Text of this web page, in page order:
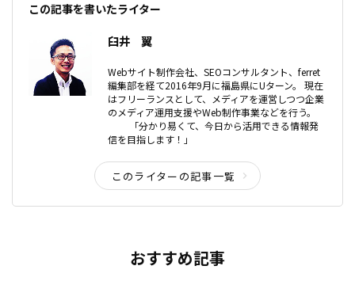
この記事を書いたライター
臼井 翼
Webサイト制作会社、SEOコンサルタント、ferret
編集部を経て2016年9月に福島県にUターン。 現在
はフリーランスとして、メディアを運営しつつ企業
のメディア運用支援やWeb制作事業などを行う。
「分かり易くて、今日から活用できる情報発
信を目指します！」
このライターの記事一覧
おすすめ記事